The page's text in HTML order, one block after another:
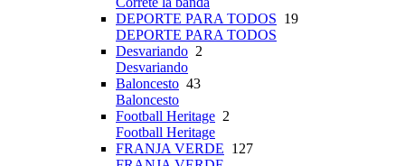
DEPORTE PARA TODOS 19
DEPORTE PARA TODOS
Desvariando 2
Desvariando
Baloncesto 43
Baloncesto
Football Heritage 2
Football Heritage
FRANJA VERDE 127